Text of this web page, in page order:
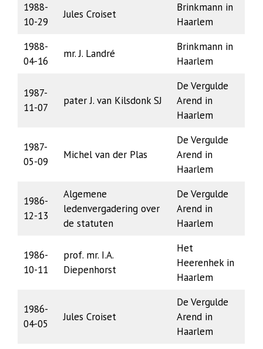
1988-
10-29
Jules Croiset
Brinkmann in
Haarlem
1988-
04-16
mr. J. Landré
Brinkmann in
Haarlem
1987-
11-07
pater J. van Kilsdonk SJ
De Vergulde
Arend in
Haarlem
1987-
05-09
Michel van der Plas
De Vergulde
Arend in
Haarlem
1986-
12-13
Algemene
ledenvergadering over
de statuten
De Vergulde
Arend in
Haarlem
1986-
10-11
prof. mr. I.A.
Diepenhorst
Het
Heerenhek in
Haarlem
1986-
04-05
Jules Croiset
De Vergulde
Arend in
Haarlem